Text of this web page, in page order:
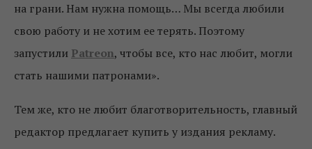
на грани. Нам нужна помощь… Мы всегда любили
свою работу и не хотим ее терять. Поэтому
запустили Patreon, чтобы все, кто нас любит, могли
стать нашими патронами».
Тем же, кто не любит благотворительность, главный
редактор предлагает купить у издания рекламу.